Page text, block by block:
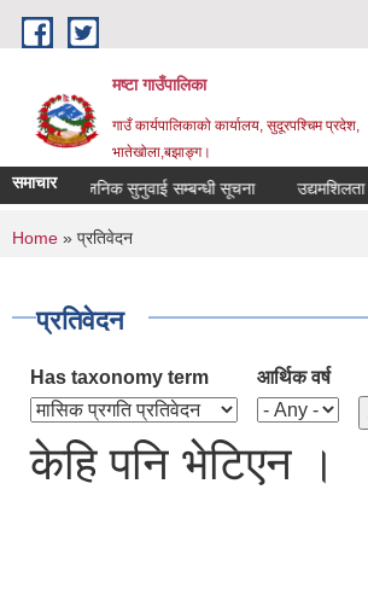
Skip to main content
मष्टा गाउँपालिका
गाउँ कार्यपालिकाको कार्यालय, सुदूरपश्चिम प्रदेश,
भातेखोला,बझाङ्ग।
समाचारसार्वजनिक सुनुवाई सम्बन्धी सूचना उद्यमशिलता
You are here
Home » प्रतिवेदन
प्रतिवेदन
Has taxonomy term आर्थिक वर्ष
केहि पनि भेटिएन ।